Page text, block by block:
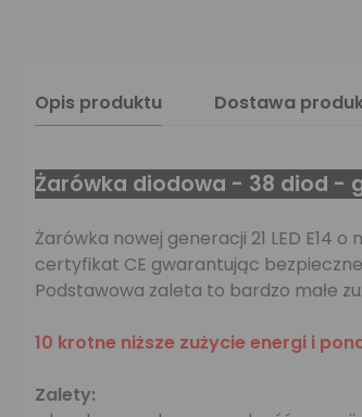
Opis produktu Dostawa
Żarówka diodowa - 38 diod -
Żarówka nowej generacji 21 LED E14
certyfikat CE gwarantując bezpieczne
Podstawowa zaleta to bardzo małe
10 krotne niższe zużycie energi i
Zalety: